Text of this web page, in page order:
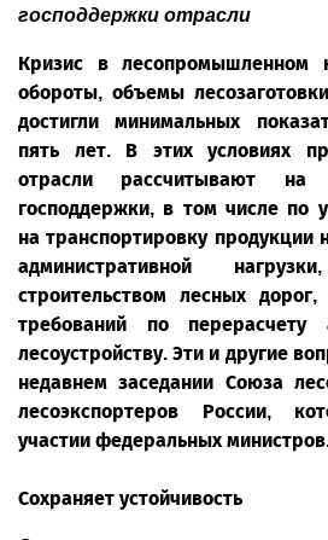
господдержки отрасли
Кризис в лесопромышленном
обороты, объемы
достигли минимальных
пять лет. В этих условиях
отрасли рассчитывают на
господдержки, в том числе по
на транспортировку продукции
административной
строительством лесных
требований по
лесоустройству. Эти и другие
недавнем заседании Союза
лесоэкспортеров России,
участии федеральных
Сохраняет устойчивость